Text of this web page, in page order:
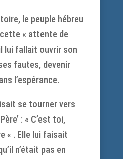
le peuple hébreu
« attente de
lui fallait ouvrir son
fautes, devenir
l’espérance.
se tourner vers
: « C’est toi,
« . Elle lui faisait
n’était pas en